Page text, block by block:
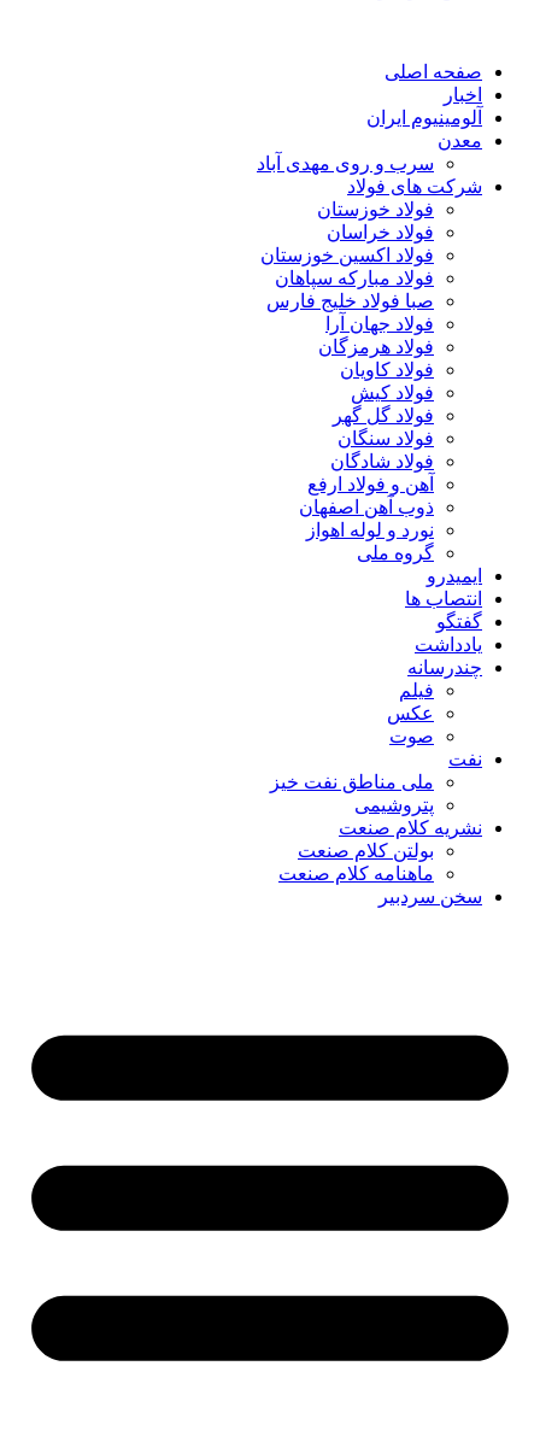
صفحه اصلی
اخبار
آلومینیوم ایران
معدن
سرب و روی مهدی آباد
شرکت های فولاد
فولاد خوزستان
فولاد خراسان
فولاد اکسین خوزستان
فولاد مبارکه سپاهان
صبا فولاد خلیج فارس
فولاد جهان آرا
فولاد هرمزگان
فولاد کاویان
فولاد کیش
فولاد گل گهر
فولاد سنگان
فولاد شادگان
آهن و فولاد ارفع
ذوب آهن اصفهان
نورد و لوله اهواز
گروه ملی
ایمیدرو
انتصاب ها
گفتگو
یادداشت
چندرسانه
فیلم
عکس
صوت
نفت
ملی مناطق نفت خیز
پتروشیمی
نشریه کلام صنعت
بولتن کلام صنعت
ماهنامه کلام صنعت
سخن سردبیر